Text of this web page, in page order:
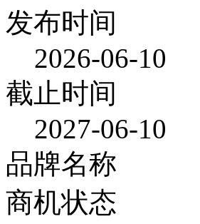
发布时间
2026-06-10
截止时间
2027-06-10
品牌名称
商机状态